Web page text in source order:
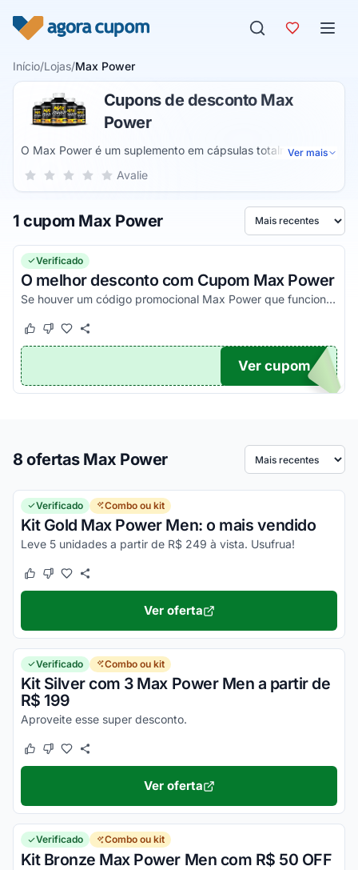
Início/Lojas/Max Power
Cupons de desconto Max
Power
O Max Power é um suplemento em cápsulas totalmente
natural e que resolve problemas sexuais. Com ele é possível
sexual e permite uma ereção mais potente.
Ver mais
Sua nota para Max Power, de 1 a 5 estrelas
5 estrelas
4 estrelas
3 estrelas
2 estrelas
1 estrela Avalie
1 cupom Max Power Ordenar por
Verificado
O melhor desconto com Cupom Max Power
Se houver um código promocional Max Power que funciona, ele estará aqui na nossa página. Pegue o voucher e confira agora!
Este cupom funcionou
Este cupom não funcionou
TICO
Ver cupom
8 ofertas Max Power Ordenar por
Verificado Combo ou kit
Kit Gold Max Power Men: o mais vendido
Leve 5 unidades a partir de R$ 249 à vista. Usufrua!
Este cupom funcionou
Este cupom não funcionou
Ver oferta
Verificado Combo ou kit
Kit Silver com 3 Max Power Men a partir de
R$ 199
Aproveite esse super desconto.
Este cupom funcionou
Este cupom não funcionou
Ver oferta
Verificado Combo ou kit
Kit Bronze Max Power Men com R$ 50 OFF